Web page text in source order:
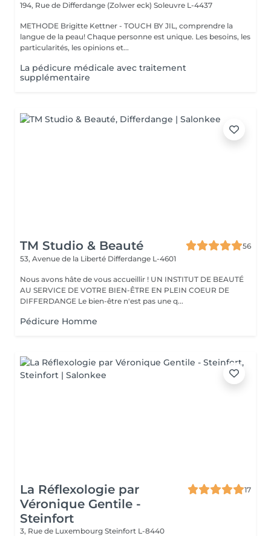
194, Rue de Differdange (Zolwer eck) Soleuvre L-4437
METHODE Brigitte Kettner - TOUCH BY JIL, comprendre la
langue de la peau! Chaque personne est unique. Les besoins, les
particularités, les opinions et...
La pédicure médicale avec traitement
supplémentaire
TM Studio & Beauté
56
53, Avenue de la Liberté Differdange L-4601
Nous avons hâte de vous accueillir ! UN INSTITUT DE BEAUTÉ
AU SERVICE DE VOTRE BIEN-ÊTRE EN PLEIN COEUR DE
DIFFERDANGE Le bien-être n'est pas une q...
Pédicure Homme
La Réflexologie par
Véronique Gentile -
Steinfort
17
3, Rue de Luxembourg Steinfort L-8440